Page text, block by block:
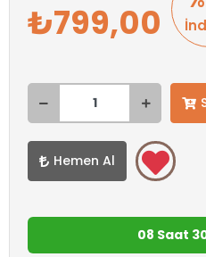
799,00
Hemen Al
08 Saat